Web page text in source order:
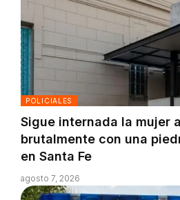
POLICIALES
Sigue internada la mujer
brutalmente con una
en Santa Fe
agosto 7, 2026